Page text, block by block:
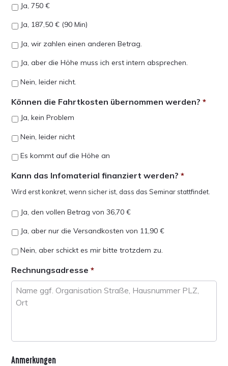
Ja, 750 €
Ja, 187,50 € (90 Min)
Ja, wir zahlen einen anderen Betrag.
Ja, aber die Höhe muss ich erst intern absprechen.
Nein, leider nicht.
Können die Fahrtkosten übernommen werden? *
Ja, kein Problem
Nein, leider nicht
Es kommt auf die Höhe an
Kann das Infomaterial finanziert werden? *
Wird erst konkret, wenn sicher ist, dass das Seminar stattfindet.
Ja, den vollen Betrag von 36,70 €
Ja, aber nur die Versandkosten von 11,90 €
Nein, aber schickt es mir bitte trotzdem zu.
Rechnungsadresse *
Anmerkungen